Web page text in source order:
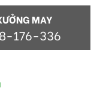
MAY
176-336